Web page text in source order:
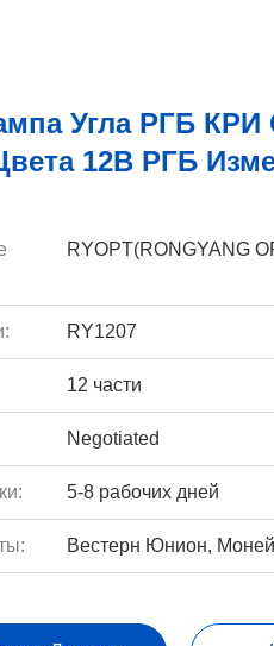
Угла РГБ КРИ
12В РГБ
RYOPT(RONGYANG
RY1207
12 части
Negotiated
5-8 рабочих дней
Вестерн Юнион,